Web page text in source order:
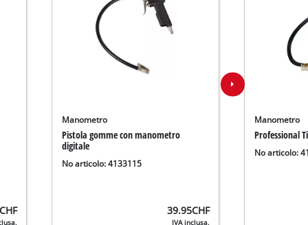
Manometro
Pistola gomme con manometro
digitale
No articolo: 4133115
39.95CHF
IVA inclusa,
Manometro
Professional
No articolo: